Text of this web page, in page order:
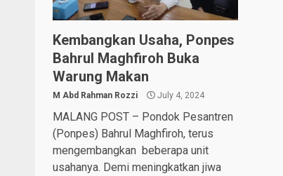
Kembangkan Usaha, Ponpes
Bahrul Maghfiroh Buka
Warung Makan
M Abd Rahman Rozzi July 4, 2024
MALANG POST – Pondok Pesantren
(Ponpes) Bahrul Maghfiroh, terus
mengembangkan beberapa unit
usahanya. Demi meningkatkan jiwa